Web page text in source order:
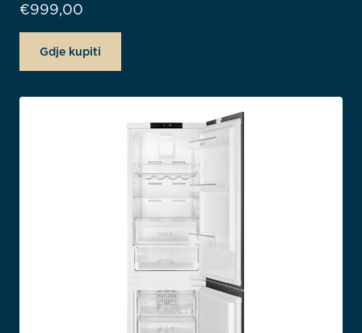
€999,00
Gdje kupiti